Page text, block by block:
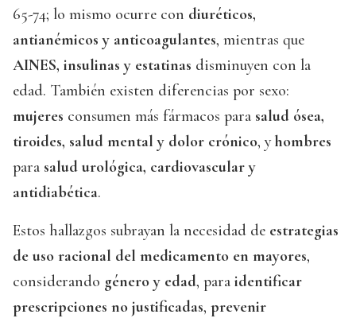
65-74; lo mismo ocurre con diuréticos,
antianémicos y anticoagulantes, mientras que
AINES, insulinas y estatinas disminuyen con la
edad. También existen diferencias por sexo:
mujeres consumen más fármacos para salud ósea,
tiroides, salud mental y dolor crónico, yhombres
para salud urológica, cardiovascular y
antidiabética.
Estos hallazgos subrayan la necesidad de estrategias
de uso racional del medicamento en mayores,
considerando género y edad, para identificar
prescripciones no justificadas, prevenir